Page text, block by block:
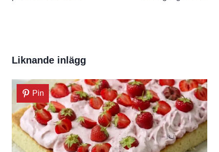
Liknande inlägg
Pin